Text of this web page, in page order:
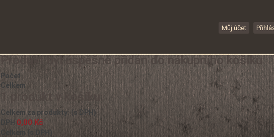
Můj účet
Produkt byl úspěšně přidán do nákupního košíku
Počet
Celkem
1 produkt v košíku.
Celkem za produkty: (s DPH)
DPH 0,00 Kč
Celkem (s DPH)